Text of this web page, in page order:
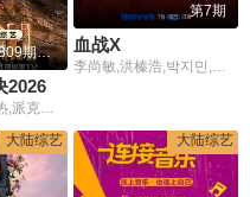
更新至20260809期纯享
2026
严浩翔,谢帝,艾热,派克特,功夫胖,盛宇,杨长青,刘嘉裕,米尔艾力,李斯丹妮,布瑞吉,翁杰,黄旭,杨博睿,吴嘉轩,白景屹,贰万,孙旸,李大奔,徐赢,郭颖
第7期
血战X
李尚敏,洪榛浩,박지민,곽범,서출구,하승진
大陆综艺 大陆综艺